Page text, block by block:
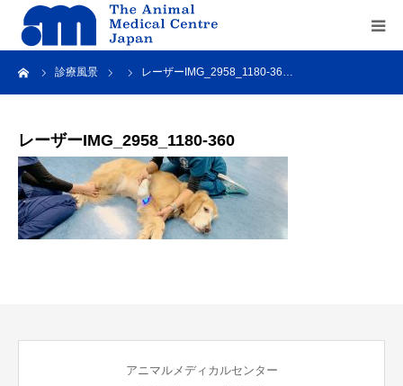
診療風景 レーザーIMG_2958_1180-36…
レーザーIMG_2958_1180-360
アニマルメディカルセンター
Home
service
recruit